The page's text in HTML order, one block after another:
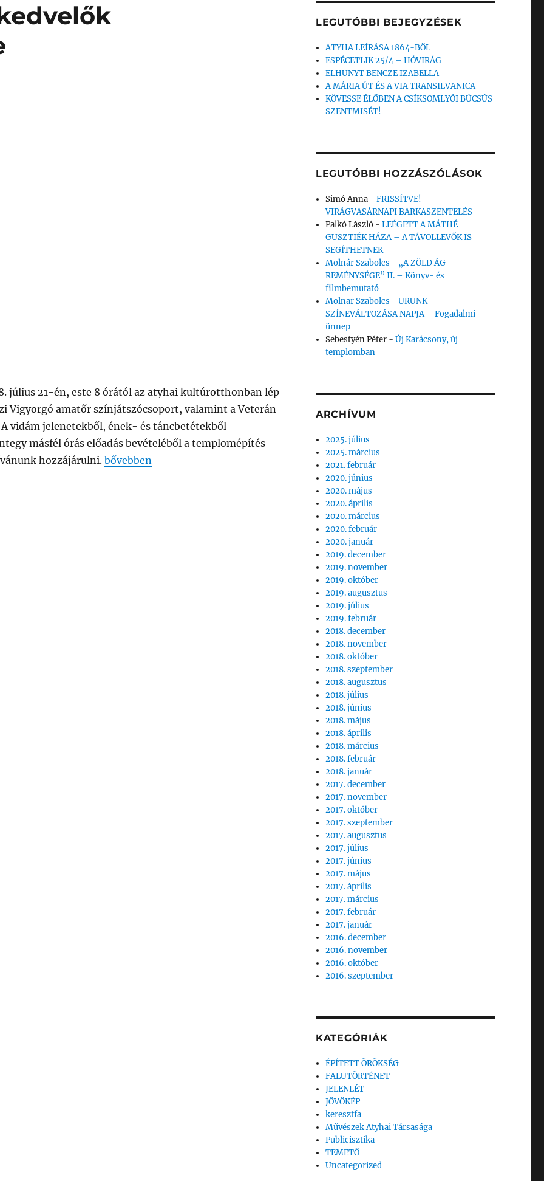
július 21-én, este 8 órától az atyhai kultúrotthonban lép
Vigyorgó amatőr színjátszócsoport, valamint a Veterán
vidám jelenetekből, ének- és táncbetétekből
másfél órás előadás bevételéből a templomépítés
hozzájárulni. „Szentegyházi műkedvelők vendégszereplése”
bővebben
LEGUTÓBBI BEJEGYZÉSEK
ATYHA LEÍRÁSA 1864-BŐL
ESPÉCETLIK 25/4 – HÓVIRÁG
ELHUNYT BENCZE IZABELLA
A MÁRIA ÚT ÉS A VIA TRANSILVANICA
KÖVESSE ÉLŐBEN A CSÍKSOMLYÓI BÚCSÚS
SZENTMISÉT!
LEGUTÓBBI HOZZÁSZÓLÁSOK
Simó Anna -FRISSÍTVE! –
VIRÁGVASÁRNAPI BARKASZENTELÉS
Palkó László -LEÉGETT A MÁTHÉ
GUSZTIÉK HÁZA – A TÁVOLLEVŐK IS
SEGÍTHETNEK
Molnár Szabolcs - „A ZÖLD ÁG
REMÉNYSÉGE” II. – Könyv- és
filmbemutató
Molnar Szabolcs -URUNK
SZÍNEVÁLTOZÁSA NAPJA – Fogadalmi
ünnep
Sebestyén Péter -Új Karácsony, új
templomban
ARCHÍVUM
2025. július
2025. március
2021. február
2020. június
2020. május
2020. április
2020. március
2020. február
2020. január
2019. december
2019. november
2019. október
2019. augusztus
2019. július
2019. február
2018. december
2018. november
2018. október
2018. szeptember
2018. augusztus
2018. július
2018. június
2018. május
2018. április
2018. március
2018. február
2018. január
2017. december
2017. november
2017. október
2017. szeptember
2017. augusztus
2017. július
2017. június
2017. május
2017. április
2017. március
2017. február
2017. január
2016. december
2016. november
2016. október
2016. szeptember
KATEGÓRIÁK
ÉPÍTETT ÖRÖKSÉG
FALUTÖRTÉNET
JELENLÉT
JÖVŐKÉP
keresztfa
Művészek Atyhai Társasága
Publicisztika
TEMETŐ
Uncategorized